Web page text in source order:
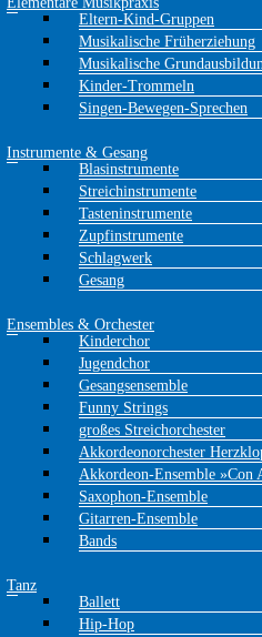
Eltern-Kind-Gruppen
Musikalische Früherziehung
Musikalische
Kinder-Trommeln
Singen-Bewegen-Sprechen
Instrumente & Gesang
Blasinstrumente
Streichinstrumente
Tasteninstrumente
Zupfinstrumente
Schlagwerk
Gesang
Ensembles & Orchester
Kinderchor
Jugendchor
Gesangsensemble
Funny Strings
großes Streichorchester
Akkordeonorchester
Akkordeon-Ensemble »Con
Saxophon-Ensemble
Gitarren-Ensemble
Bands
Tanz
Ballett
Hip-Hop